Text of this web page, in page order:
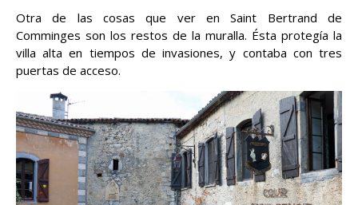
Otra de las cosas que ver en Saint Bertrand de
Comminges son los restos de la muralla. Ésta protegía la
villa alta en tiempos de invasiones, y contaba con tres
puertas de acceso.